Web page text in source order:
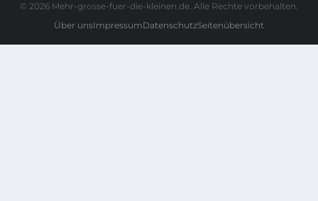
© 2026 Mehr-grosse-fuer-die-kleinen.de. Alle Rechte vorbehalten.
Über unsImpressumDatenschutzSeitenübersicht